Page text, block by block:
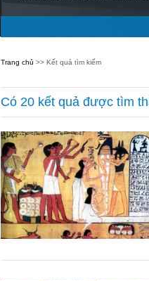
Trang chủ >> Kết quả tìm kiếm
Có 20 kết quả được tìm